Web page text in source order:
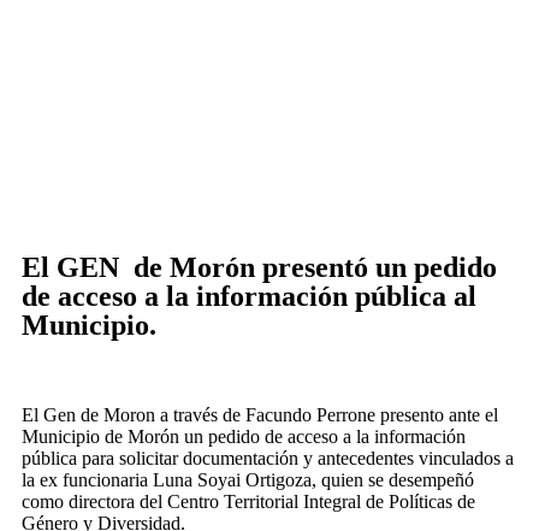
El GEN de Morón presentó un pedido
de acceso a la información pública al
Municipio.
El Gen de Moron a través de Facundo Perrone presento ante el
Municipio de Morón un pedido de acceso a la información
pública para solicitar documentación y antecedentes vinculados a
la ex funcionaria Luna Soyai Ortigoza, quien se desempeñó
como directora del Centro Territorial Integral de Políticas de
Género y Diversidad.